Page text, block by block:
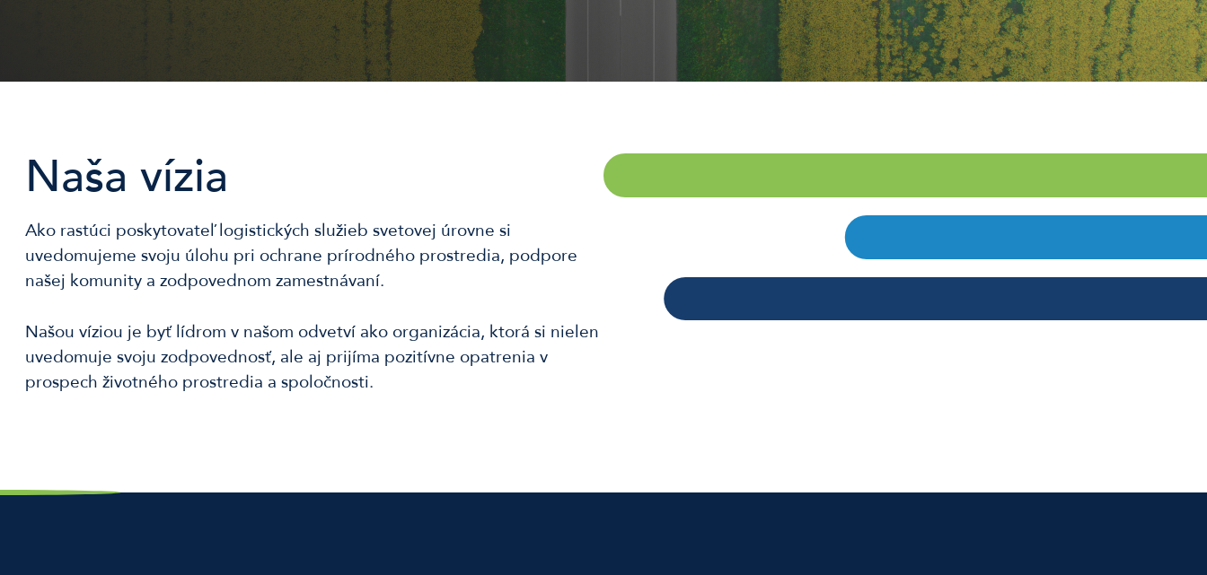
Naša vízia
Ako rastúci poskytovateľ logistických služieb svetovej úrovne si
uvedomujeme svoju úlohu pri ochrane prírodného prostredia, podpore
našej komunity a zodpovednom zamestnávaní.
Našou víziou je byť lídrom v našom odvetví ako organizácia, ktorá si nielen
uvedomuje svoju zodpovednosť, ale aj prijíma pozitívne opatrenia v
prospech životného prostredia a spoločnosti.